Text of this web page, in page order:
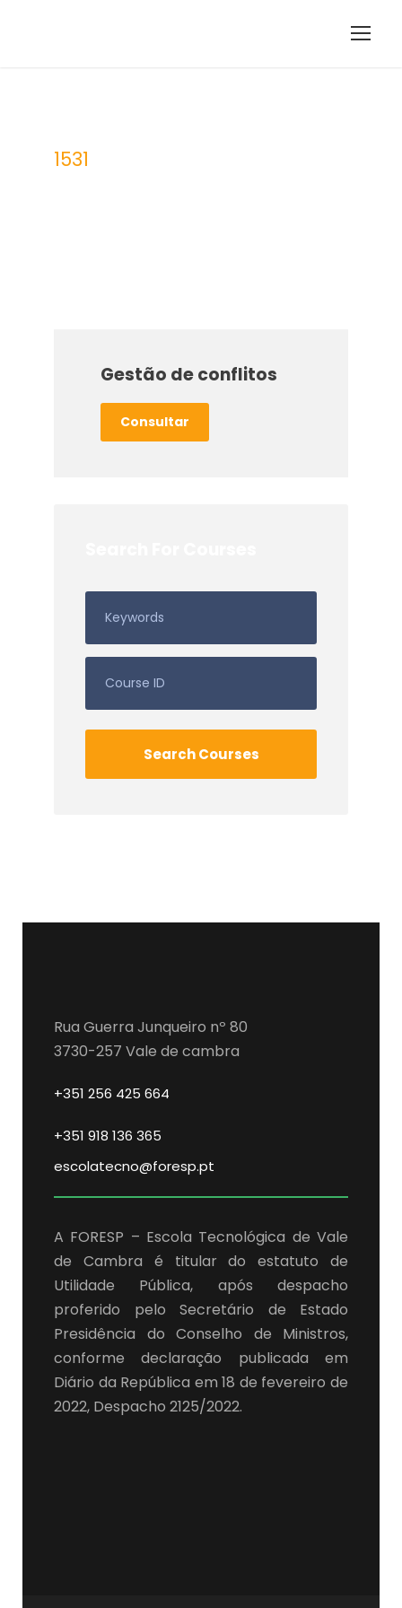
1531
Gestão de conflitos
Consultar
Rua Guerra Junqueiro nº 80
3730-257 Vale de cambra
+351 256 425 664
+351 918 136 365
escolatecno@foresp.pt
A FORESP – Escola Tecnológica de Vale
de Cambra é titular do estatuto de
Utilidade Pública, após despacho
proferido pelo Secretário de Estado
Presidência do Conselho de Ministros,
conforme declaração publicada em
Diário da República em 18 de fevereiro de
2022, Despacho 2125/2022.